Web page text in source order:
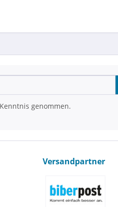
genommen.
Versandpartner